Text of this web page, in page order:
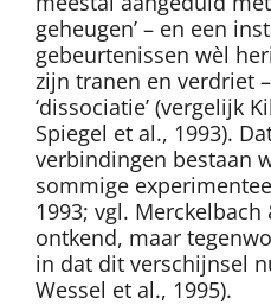
geheugen’ – en een
gebeurtenissen wèl
zijn tranen en verdriet
‘dissociatie’ (vergelijk
Spiegel et al., 1993).
verbindingen bestaan
sommige
1993; vgl. Merckelbach
ontkend, maar
in dat dit verschijnsel
Wessel et al., 1995).